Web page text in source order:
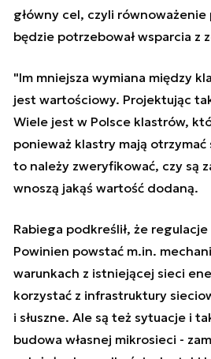
główny cel, czyli
będzie potrzebował wsparcia
"Im mniejsza wymiana między
jest wartościowy. Projektując
Wiele jest w Polsce klastrów,
ponieważ klastry mają
to należy zweryfikować, czy są
wnoszą jakąś wartość dodaną.
Rabiega podkreślił, że
Powinien powstać m.in.
warunkach z istniejącej sieci
korzystać z infrastruktury
i słuszne. Ale są też sytuacje i
budowa własnej mikrosieci -